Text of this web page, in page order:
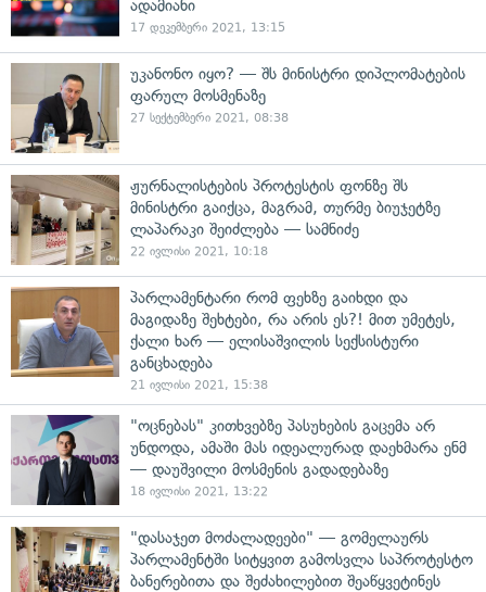
ადამიანი
17 დეკემბერი 2021, 13:15
უკანონო იყო? — შს მინისტრი დიპლომატების
ფარულ მოსმენაზე
27 სექტემბერი 2021, 08:38
ჟურნალისტების პროტესტის ფონზე შს
მინისტრი გაიქცა, მაგრამ, თურმე ბიუჯეტზე
ლაპარაკი შეიძლება — სამნიძე
22 ივლისი 2021, 10:18
პარლამენტარი რომ ფეხზე გაიხდი და
მაგიდაზე შეხტები, რა არის ეს?! მით უმეტეს,
ქალი ხარ — ელისაშვილის სექსისტური
განცხადება
21 ივლისი 2021, 15:38
"ოცნებას" კითხვებზე პასუხების გაცემა არ
უნდოდა, ამაში მას იდეალურად დაეხმარა ენმ
— დაუშვილი მოსმენის გადადებაზე
18 ივლისი 2021, 13:22
"დასაჯეთ მოძალადეები" — გომელაურს
პარლამენტში სიტყვით გამოსვლა საპროტესტო
ბანერებითა და შეძახილებით შეაწყვეტინეს